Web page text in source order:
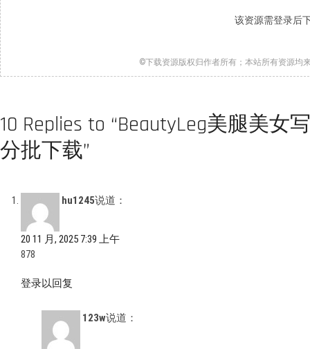
该资源需登录后
©下载资源版权归作者所有；本站所有资源均
10 Replies to “BeautyLeg美腿美女
分批下载”
hu1245说道：
20 11 月, 2025 7:39 上午
878
登录以回复
123w说道：